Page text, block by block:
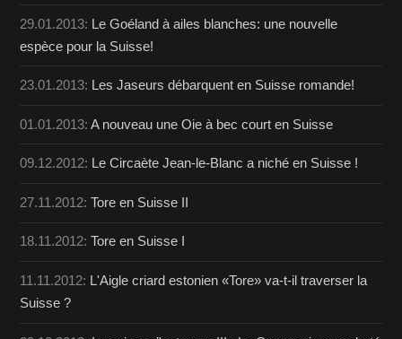
29.01.2013: Le Goéland à ailes blanches: une nouvelle
espèce pour la Suisse!
23.01.2013: Les Jaseurs débarquent en Suisse romande!
01.01.2013:A nouveau une Oie à bec court en Suisse
09.12.2012: Le Circaète Jean-le-Blanc a niché en Suisse !
27.11.2012:Tore en Suisse II
18.11.2012:Tore en Suisse I
11.11.2012: L'Aigle criard estonien «Tore» va-t-il traverser la
Suisse ?